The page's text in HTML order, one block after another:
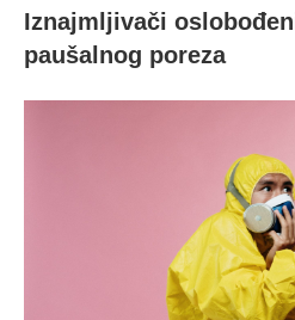
Iznajmljivači
paušalnog poreza